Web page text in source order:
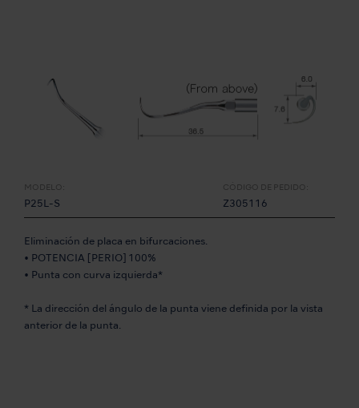
MODELO:
P25L-S
CÓDIGO DE PEDIDO:
Z305116
Eliminación de placa en bifurcaciones.
• POTENCIA [PERIO] 100%
• Punta con curva izquierda*
* La dirección del ángulo de la punta viene definida por la vista
anterior de la punta.